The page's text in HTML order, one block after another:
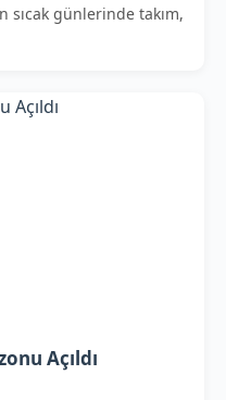
sıcak günlerinde takım,
Açıldı